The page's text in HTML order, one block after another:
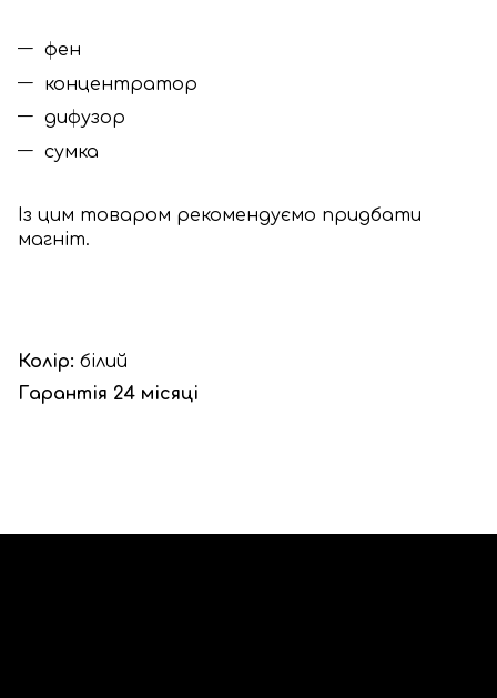
фен
концентратор
дифузор
сумка
Із цим товаром рекомендуємо придбати
магніт.
Колір: білий
Гарантія 24 місяці